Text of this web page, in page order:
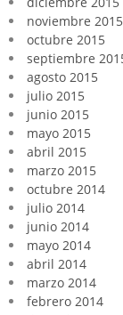
noviembre 2015
octubre 2015
septiembre
agosto 2015
julio 2015
junio 2015
mayo 2015
abril 2015
marzo 2015
octubre 2014
julio 2014
junio 2014
mayo 2014
abril 2014
marzo 2014
febrero 2014